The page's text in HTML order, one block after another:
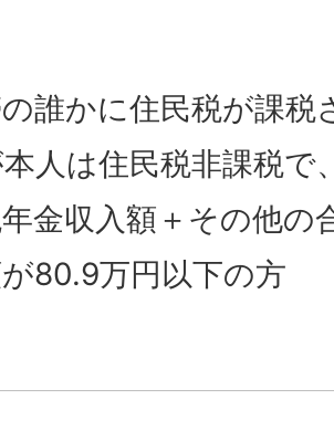
誰かに住民税が課税
人は住民税非課税で
金収入額＋その他の
80.9万円以下の方